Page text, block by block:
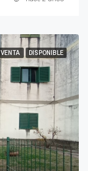
VENTA DISPONIBLE